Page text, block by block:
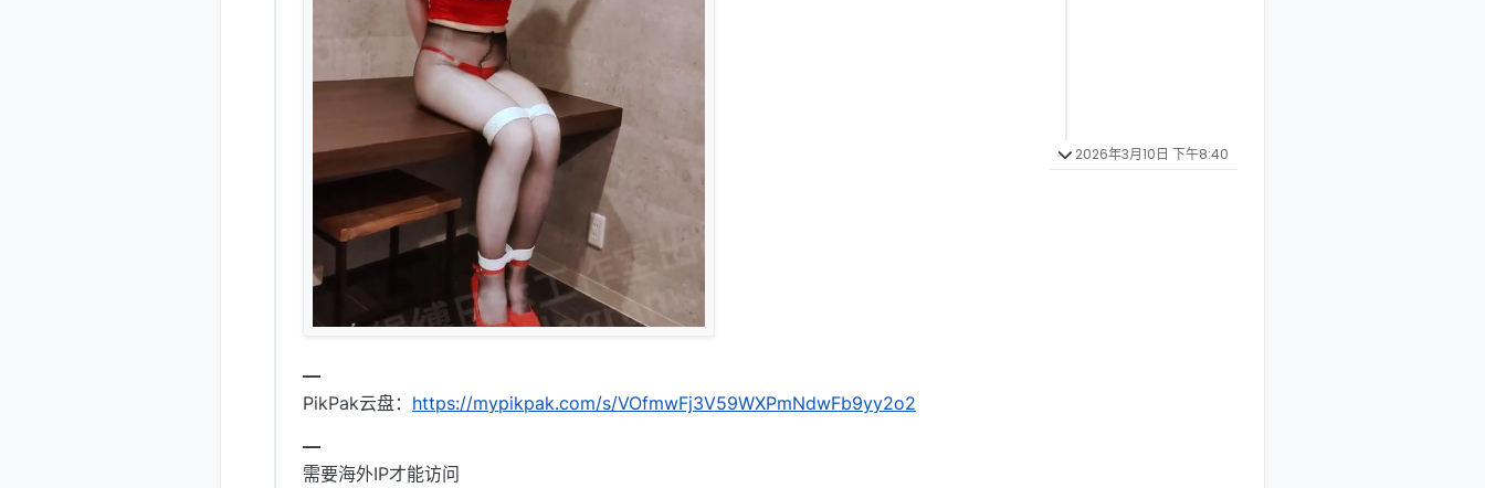
━
PikPak云盘： https://mypikpak.com/s/VOfmwFj3V59WXPmNdwFb9yy2o2
━
需要海外IP才能访问
2026年3月10日 下午8:40